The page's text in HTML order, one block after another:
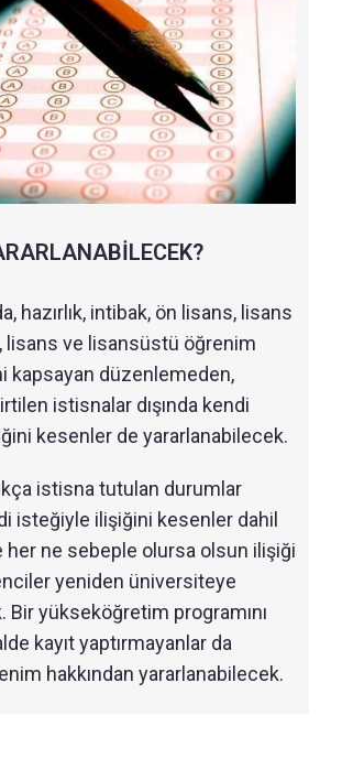
hazırlık, intibak, ön lisans, lisans
lisans ve lisansüstü öğrenim
kapsayan düzenlemeden,
istisnalar dışında kendi
kesenler de yararlanabilecek.
istisna tutulan durumlar
isteğiyle ilişiğini kesenler dahil
her ne sebeple olursa olsun ilişiği
yeniden üniversiteye
Bir yükseköğretim programını
kayıt yaptırmayanlar da
hakkından yararlanabilecek.